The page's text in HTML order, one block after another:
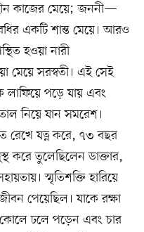
কাজের মেয়ে; জননী—
একটি শান্ত মেয়ে। আরও
হওয়া নারী
মেয়ে সরস্বতী। এই সেই
লাফিয়ে পড়ে যায় এবং
নিয়ে যান সমরেশ।
রেখে যত্ন করে, ৭৩ বছর
করে তুলেছিলেন ডাক্তার,
স্মৃতিশক্তি হারিয়ে
পেয়েছিল। যাকে রক্ষা
ঢলে পড়েন এবং চার